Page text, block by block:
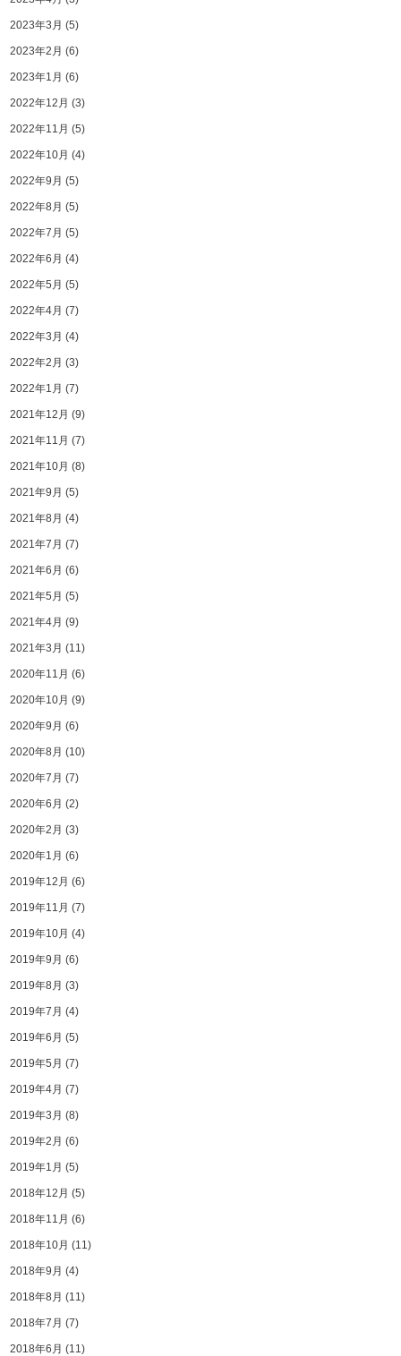
2023年3月 (5)
2023年2月 (6)
2023年1月 (6)
2022年12月 (3)
2022年11月 (5)
2022年10月 (4)
2022年9月 (5)
2022年8月 (5)
2022年7月 (5)
2022年6月 (4)
2022年5月 (5)
2022年4月 (7)
2022年3月 (4)
2022年2月 (3)
2022年1月 (7)
2021年12月 (9)
2021年11月 (7)
2021年10月 (8)
2021年9月 (5)
2021年8月 (4)
2021年7月 (7)
2021年6月 (6)
2021年5月 (5)
2021年4月 (9)
2021年3月 (11)
2020年11月 (6)
2020年10月 (9)
2020年9月 (6)
2020年8月 (10)
2020年7月 (7)
2020年6月 (2)
2020年2月 (3)
2020年1月 (6)
2019年12月 (6)
2019年11月 (7)
2019年10月 (4)
2019年9月 (6)
2019年8月 (3)
2019年7月 (4)
2019年6月 (5)
2019年5月 (7)
2019年4月 (7)
2019年3月 (8)
2019年2月 (6)
2019年1月 (5)
2018年12月 (5)
2018年11月 (6)
2018年10月 (11)
2018年9月 (4)
2018年8月 (11)
2018年7月 (7)
2018年6月 (11)